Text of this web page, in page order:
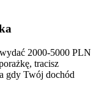
2000-5000 PLN
tracisz
gdy Twój dochód